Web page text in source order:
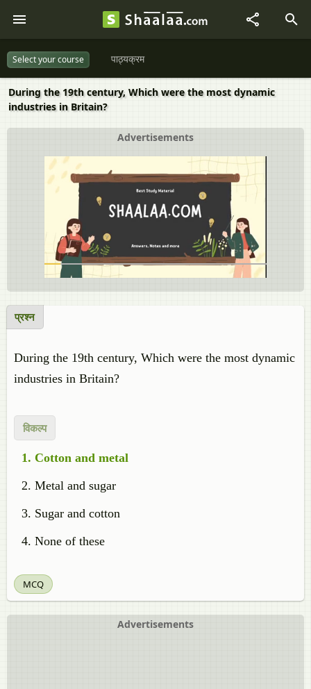
Select your course पाठ्यक्रम
During the 19th century, Which were the most dynamic
industries in Britain?
Advertisements
प्रश्न
During the 19th century, Which were the most dynamic
industries in Britain?
विकल्प
Cotton and metal
Metal and sugar
Sugar and cotton
None of these
MCQ
Advertisements